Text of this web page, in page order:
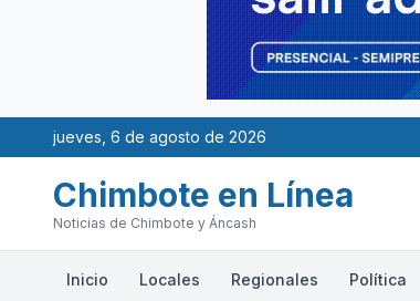
jueves, 6 de agosto de 2026
Chimbote en Línea
Noticias de Chimbote y Áncash
Inicio Locales Regionales Política